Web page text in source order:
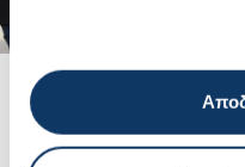
Μοντέλα Suzuki
ΔΕΙΤΕ ΠΕΡΙΣΣΟΤΕΡΑ